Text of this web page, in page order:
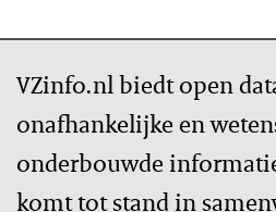
VZinfo.nl biedt open
onafhankelijke en
onderbouwde
komt tot stand in